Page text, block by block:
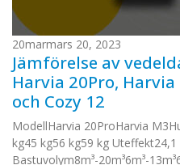
20marmars 20, 2023
Jämförelse av
Harvia 20Pro,
och Cozy 12
ModellHarvia 20ProHarvia
kg45 kg56 kg59 kg
Bastuvolym8m³-20m³6m³-